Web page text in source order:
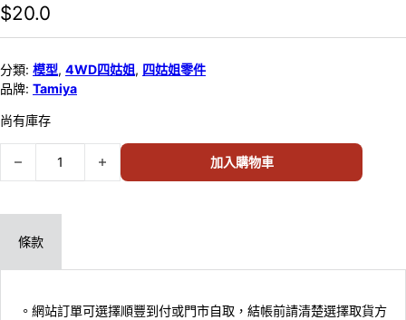
$20.0
分類: 模型, 4WD四姑姐, 四姑姐零件
品牌: Tamiya
尚有庫存
TAMIYA 四驅車零件 LOW FRICTION PLASTIC DOUBLE ROLLERS
加入購物車
條款
。網站訂單可選擇順豐到付或門市自取，結帳前請清楚選擇取貨方